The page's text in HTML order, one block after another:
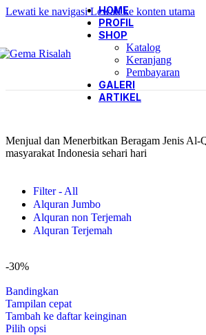
Lewati ke navigasiLewati ke konten utama
HOME
PROFIL
SHOP
Katalog
Keranjang
Pembayaran
GALERI
ARTIKEL
Menjual dan Menerbitkan Beragam Jenis Al-
masyarakat Indonesia sehari hari
Filter - All
Alquran Jumbo
Alquran non Terjemah
Alquran Terjemah
-30%
Bandingkan
Tampilan cepat
Tambah ke daftar keinginan
Pilih opsi